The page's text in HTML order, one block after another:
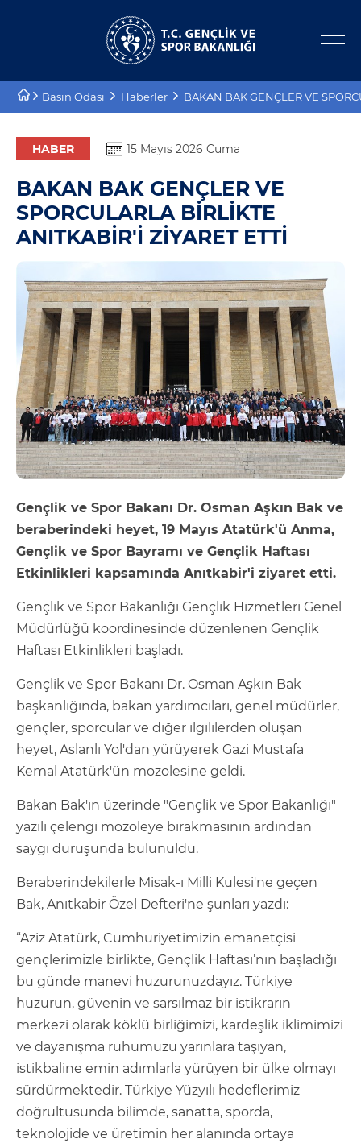
Basın Odası Haberler BAKAN BAK GENÇLER VE
HABER 15 Mayıs 2026 Cuma
BAKAN BAK GENÇLER VE
SPORCULARLA BİRLİKTE
ANITKABİR'İ ZİYARET ETTİ
Gençlik ve Spor Bakanı Dr. Osman Aşkın Bak ve
beraberindeki heyet, 19 Mayıs Atatürk'ü Anma,
Gençlik ve Spor Bayramı ve Gençlik Haftası
Etkinlikleri kapsamında Anıtkabir'i ziyaret etti.
Gençlik ve Spor Bakanlığı Gençlik Hizmetleri Genel
Müdürlüğü koordinesinde düzenlenen Gençlik
Haftası Etkinlikleri başladı.
Gençlik ve Spor Bakanı Dr. Osman Aşkın Bak
başkanlığında, bakan yardımcıları, genel müdürler,
gençler, sporcular ve diğer ilgililerden oluşan
heyet, Aslanlı Yol'dan yürüyerek Gazi Mustafa
Kemal Atatürk'ün mozolesine geldi.
Bakan Bak'ın üzerinde "Gençlik ve Spor Bakanlığı"
yazılı çelengi mozoleye bırakmasının ardından
saygı duruşunda bulunuldu.
Beraberindekilerle Misak-ı Milli Kulesi'ne geçen
Bak, Anıtkabir Özel Defteri'ne şunları yazdı:
“Aziz Atatürk, Cumhuriyetimizin emanetçisi
gençlerimizle birlikte, Gençlik Haftası’nın başladığı
bu günde manevi huzurunuzdayız. Türkiye
huzurun, güvenin ve sarsılmaz bir istikrarın
merkezi olarak köklü birliğimizi, kardeşlik iklimimizi
ve dayanışma ruhumuzu yarınlara taşıyan,
istikbaline emin adımlarla yürüyen bir ülke olmayı
sürdürmektedir. Türkiye Yüzyılı hedeflerimiz
doğrultusunda bilimde, sanatta, sporda,
teknolojide ve üretimin her alanında ortaya
Bakan Yardımcıları
Tarihçe
Misyon, Vizyon
Teşkilat Şeması
Kurumsal Kimlik
Planlar ve Raporlar
Projeler
Proje Destekleri